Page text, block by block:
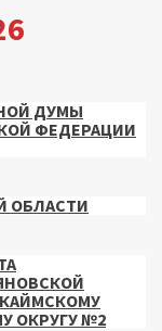
ДУМЫ
ФЕДЕРАЦИИ
ОБЛАСТИ
ОКРУГУ №2